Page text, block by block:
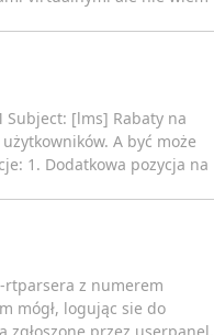
Subject: [lms] Rabaty na
A być może
1. Dodatkowa pozycja na
rtparsera z numerem
mógł, logując sie do